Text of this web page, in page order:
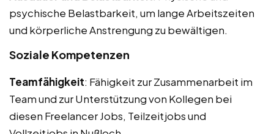
psychische Belastbarkeit, um lange Arbeitszeiten
und körperliche Anstrengung zu bewältigen.
Soziale Kompetenzen
Teamfähigkeit: Fähigkeit zur Zusammenarbeit im
Team und zur Unterstützung von Kollegen bei
diesen Freelancer Jobs, Teilzeitjobs und